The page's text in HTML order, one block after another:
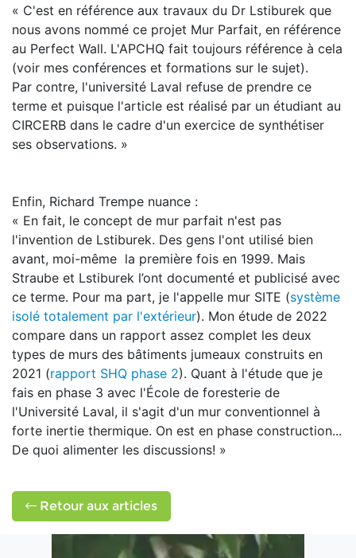
« C'est en référence aux travaux du Dr Lstiburek que
nous avons nommé ce projet Mur Parfait, en référence
au Perfect Wall. L'APCHQ fait toujours référence à cela
(voir mes conférences et formations sur le sujet).
Par contre, l'université Laval refuse de prendre ce
terme et puisque l'article est réalisé par un étudiant au
CIRCERB dans le cadre d'un exercice de synthétiser
ses observations. »
Enfin, Richard Trempe nuance :
« En fait, le concept de mur parfait n'est pas
l'invention de Lstiburek. Des gens l'ont utilisé bien
avant, moi-même la première fois en 1999. Mais
Straube et Lstiburek l’ont documenté et publicisé avec
ce terme. Pour ma part, je l'appelle mur SITE (système
isolé totalement par l'extérieur). Mon étude de 2022
compare dans un rapport assez complet les deux
types de murs des bâtiments jumeaux construits en
2021 (rapport SHQ phase 2). Quant à l'étude que je
fais en phase 3 avec l'École de foresterie de
l'Université Laval, il s'agit d'un mur conventionnel à
forte inertie thermique. On est en phase construction...
De quoi alimenter les discussions! »
Retour aux articles